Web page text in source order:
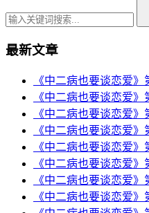
最新文章
《中二病也要谈恋爱
《中二病也要谈恋爱
《中二病也要谈恋爱
《中二病也要谈恋爱
《中二病也要谈恋爱
《中二病也要谈恋爱
《中二病也要谈恋爱
《中二病也要谈恋爱